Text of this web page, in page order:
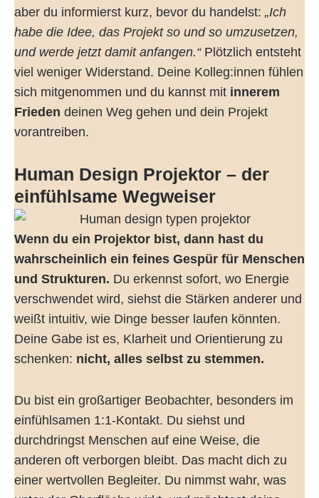
aber du informierst kurz, bevor du handelst: „Ich
habe die Idee, das Projekt so und so umzusetzen,
und werde jetzt damit anfangen.“Plötzlich entsteht
viel weniger Widerstand. Deine Kolleg:innen fühlen
sich mitgenommen und du kannst mit innerem
Frieden deinen Weg gehen und dein Projekt
vorantreiben.
Human Design Projektor – der
einfühlsame Wegweiser
Wenn du ein Projektor bist, dann hast du
wahrscheinlich ein feines Gespür für Menschen
und Strukturen. Du erkennst sofort, wo Energie
verschwendet wird, siehst die Stärken anderer und
weißt intuitiv, wie Dinge besser laufen könnten.
Deine Gabe ist es, Klarheit und Orientierung zu
schenken: nicht, alles selbst zu stemmen.
Du bist ein großartiger Beobachter, besonders im
einfühlsamen 1:1-Kontakt. Du siehst und
durchdringst Menschen auf eine Weise, die
anderen oft verborgen bleibt. Das macht dich zu
einer wertvollen Begleiter. Du nimmst wahr, was